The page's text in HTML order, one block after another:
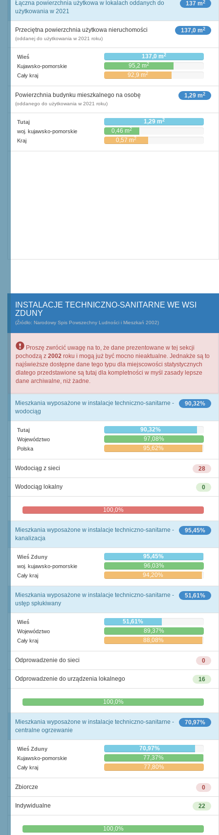
137 m2
Łączna powierzchnia użytkowa w lokalach oddanych do
użytkowania w 2021
137,0 m2
Przeciętna powierzchnia użytkowa nieruchomości
(oddanej do użytkowania w 2021 roku)
Wieś 137,0 m2
Kujawsko-pomorskie 95,2 m2
Cały kraj 92,9 m2
1,29 m2
Powierzchnia budynku mieszkalnego na osobę
(oddanego do użytkowania w 2021 roku)
Tutaj 1,29 m2
woj. kujawsko-pomorskie 0,46 m2
Kraj 0,57 m2
INSTALACJE TECHNICZNO-SANITARNE WE WSI
ZDUNY
(Źródło: Narodowy Spis Powszechny Ludności i Mieszkań 2002)
Proszę zwrócić uwagę na to, że dane prezentowane w tej sekcji
pochodzą z 2002 roku i mogą już być mocno nieaktualne. Jednakże są to
najświeższe dostępne dane tego typu dla miejscowości statystycznych
dlatego przedstawione są tutaj dla kompletności w myśl zasady lepsze
dane archiwalne, niż żadne.
90,32%
Mieszkania wyposażone w instalacje techniczno-sanitarne -
wodociąg
Tutaj 90,32%
Województwo 97,08%
Polska 95,62%
28
Wodociąg z sieci
0
Wodociąg lokalny
100,0%
95,45%
Mieszkania wyposażone w instalacje techniczno-sanitarne -
kanalizacja
Wieś Zduny 95,45%
woj. kujawsko-pomorskie 96,03%
Cały kraj 94,20%
51,61%
Mieszkania wyposażone w instalacje techniczno-sanitarne -
ustęp spłukiwany
Wieś 51,61%
Województwo 89,37%
Cały kraj 88,08%
0
Odprowadzenie do sieci
16
Odprowadzenie do urządzenia lokalnego
0,0% 100,0%
70,97%
Mieszkania wyposażone w instalacje techniczno-sanitarne -
centralne ogrzewanie
Wieś Zduny 70,97%
Kujawsko-pomorskie 77,37%
Cały kraj 77,80%
0
Zbiorcze
22
Indywidualne
0,0% 100,0%